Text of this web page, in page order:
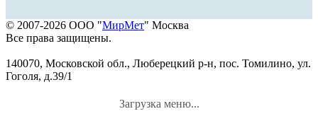
© 2007-2026 ООО "МирМет" Москва
Все права защищены.
140070, Московской обл., Люберецкий р-н, пос. Томилино, ул.
Гоголя, д.39/1
Загрузка меню...